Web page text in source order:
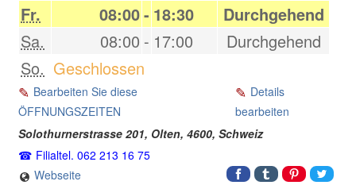
Fr.
08:00- 18:30
Durchgehend
Sa.
08:00 - 17:00
Durchgehend
So. Geschlossen
Bearbeiten Sie diese
ÖFFNUNGSZEITEN
Details
bearbeiten
Solothurnerstrasse 201, Olten, 4600, Schweiz
Filialtel. 062 213 16 75
Webseite